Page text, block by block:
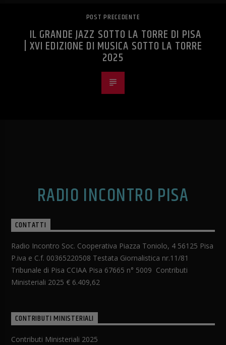
POST PRECEDENTE
IL GRANDE JAZZ SOTTO LA TORRE DI PISA
| XVI EDIZIONE DI MUSICA SOTTO LA TORRE
2025
RADIO INCONTRO PISA
CONTATTI
Radio Incontro Soc. Cooperativa Piazza Toniolo, 4 56125 Pisa
P.iva e C.f. 00365220508 Testata Giornalistica nr.11/81
Tribunale di Pisa CCIAA Pisa 67665 n° 5009 Contributi
Ministeriali 2025 € 6.409,62
CONTRIBUTI MINISTERIALI
Contributi Ministeriali 2025